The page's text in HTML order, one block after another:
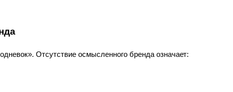
Отсутствие осмысленного бренда означает: